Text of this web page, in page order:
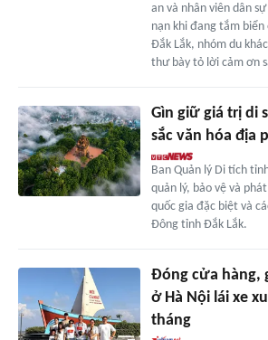
an và nhân viên dân
nạn khi đang tắm
Đắk Lắk, nhóm du
thư bày tỏ lời cảm ơn
Gìn giữ giá trị di
sắc văn hóa địa
Ban Quản lý Di tích
quản lý, bảo vệ và
quốc gia đặc biệt và
Đông tỉnh Đắk Lắk.
Đóng cửa hàng,
ở Hà Nội lái xe
tháng